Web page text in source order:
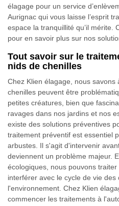
élagage pour un service
Aurignac qui vous laisse l’esprit
espace la tranquillité qu’il mérite.
pour en savoir plus sur nos
Tout savoir sur le
nids de chenilles
Chez Klien élagage, nous savons
chenilles peuvent être
petites créatures, bien que
ravages dans nos jardins et nos
existe des solutions préventives
traitement préventif est essentiel
arbustes. Il s'agit d'intervenir
deviennent un problème majeur.
écologiques, nous pouvons
interférer avec le cycle de vie des
l'environnement. Chez Klien
commencer les traitements à